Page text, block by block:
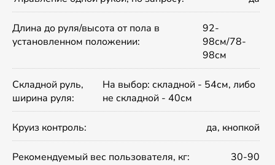
Длина до руля/высота от пола в
установленном положении:
92-
98см/78-
98см
Складной руль,
ширина руля:
На выбор: складной - 54см, либо
не складной - 40см
Круиз контроль: да, кнопкой
Рекомендуемый вес пользователя, кг: 30-90